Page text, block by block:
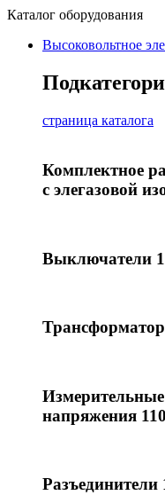
Каталог оборудования
Высоковольтное
страница каталога
Комплектное
с элегазовой
Выключатели
напряжения
Разъединители